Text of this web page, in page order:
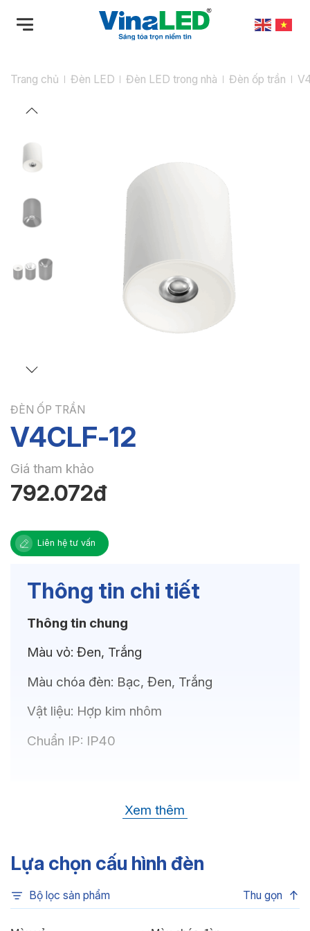
qua
dungTrang chủ Đèn LED Đèn LED trong nhà Đèn ốp trần
ĐÈN ỐP TRẦN
V4CLF-12
Giá tham khảo
792.072đ
Liên hệ tư vấn
Thông tin chi tiết
Thông tin chung
Màu vỏ: Đen, Trắng
Màu chóa đèn: Bạc, Đen, Trắng
Vật liệu: Hợp kim nhôm
Chuẩn IP: IP40
CREE(USA)
Nhiệt độ màu:3CCT, 4000K, 3500K,
3000K
Chỉ số hoàn màu:
Xem thêm
Lựa chọn cấu hình đèn
Bộ lọc sản phẩm Thu gọn